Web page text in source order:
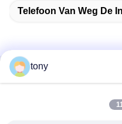
Telefoon Van Weg De
Snel contact
tony